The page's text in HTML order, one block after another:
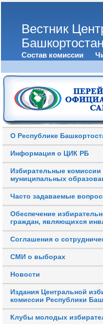
Вестник
Башкортостан
Состав комиссии
О Республике
Информация о ЦИК РБ
Избирательные комиссии
муниципальных
Часто задаваемые
Обеспечение
граждан, являющихся
Соглашения о
СМИ о выборах
Новости
Издания Центральной
комиссии Республики
Клубы молодых